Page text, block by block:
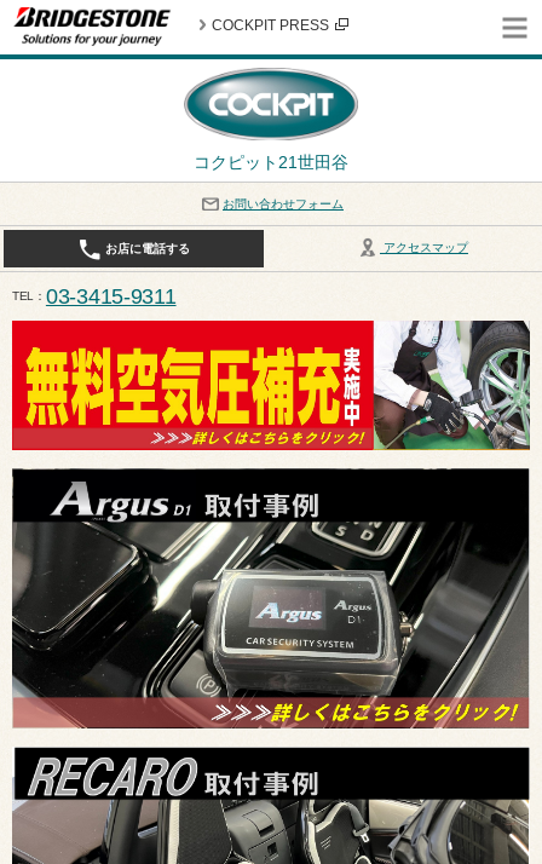
コクピット21世田谷
COCKPIT PRESS
お問い合わせフォーム
アクセスマップ
お店に電話する
TEL 03-3415-9311
平日10:30〜19:00 作業受付終了は17:30になります。 / 定休日：8月定休日は火曜日、水曜日とな
ます。ご注意ください。